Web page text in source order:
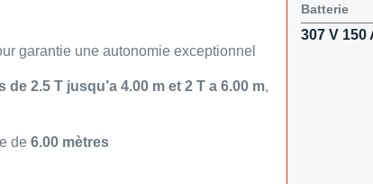
garantie une autonomie exceptionnel
de 2.5 T jusqu’a 4.00 m et 2 T a 6.00 m,
de 6.00 mètres
Batterie
307 V 150